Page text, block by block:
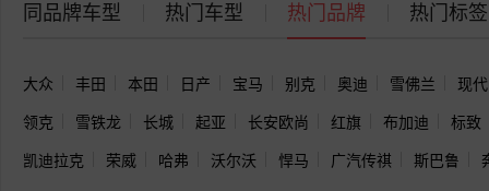
同品牌车型 热门车型 热门品牌 热门标签
大众 丰田 本田 日产 宝马 别克 奥迪 雪佛兰
现代
领克
雪铁龙 长城 起亚 长安欧尚 红旗 布加迪
标致
凯迪拉克
荣威 哈弗 沃尔沃 悍马 广汽传祺 斯巴鲁